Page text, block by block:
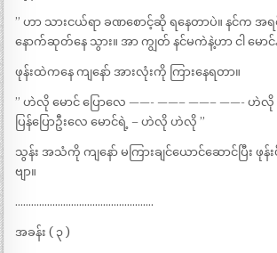
” ဟာ သားငယ်ရာ ခဏစောင့်ဆို ရနေတာပဲ။ နင်က
နောက်ဆုတ်နေ သွား။ အာ ကျွတ် နင်မကဲနဲ့ဟာ ငါ မောင်
ဖုန်းထဲကနေ ကျနော် အားလုံးကို ကြားနေရတာ။
” ဟဲလို မောင် ပြောလေ ——- ——– ——– ——- ဟဲလို –
ပြန်ပြောဦးလေ မောင်ရဲ့ – ဟဲလို ဟဲလို ”
သွန်း အသံကို ကျနော် မကြားချင်ယောင်ဆောင်ပြီး
ဗျာ။
…………………………………………….
အခန်း ( ၃ )